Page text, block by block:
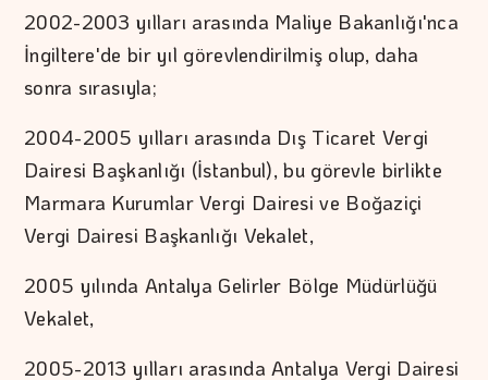
2002-2003 yılları arasında Maliye Bakanlığı'nca
İngiltere'de bir yıl görevlendirilmiş olup, daha
sonra sırasıyla;
2004-2005 yılları arasında Dış Ticaret Vergi
Dairesi Başkanlığı (İstanbul), bu görevle birlikte
Marmara Kurumlar Vergi Dairesi ve Boğaziçi
Vergi Dairesi Başkanlığı Vekalet,
2005 yılında Antalya Gelirler Bölge Müdürlüğü
Vekalet,
2005-2013 yılları arasında Antalya Vergi Dairesi